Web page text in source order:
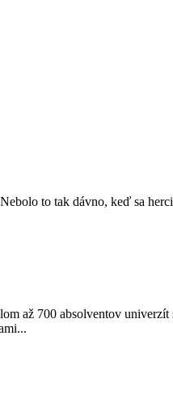
to tak dávno, keď sa
až 700 absolventov